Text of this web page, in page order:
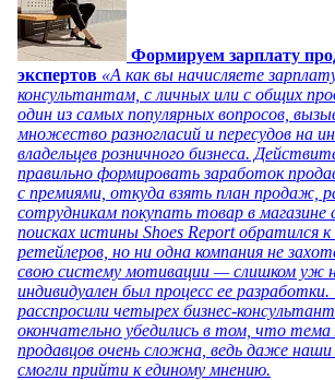
Формируем зарплату
экспертов «А как вы начисляете
консультантам, с личных или с общих
один из самых популярных вопросов,
множество разногласий и пересудов на
владельцев розничного бизнеса.
правильно формировать заработок
с премиями, откуда взять план продаж,
сотрудникам покупать товар в магазине
поисках истины Shoes Report обратился
ретейлеров, но ни одна компания не
свою систему мотивации — слишком уж
индивидуален был процесс ее
расспросили четырех бизнес-
окончательно убедились в том, что
продавцов очень сложна, ведь даже
смогли прийти к единому мнению.